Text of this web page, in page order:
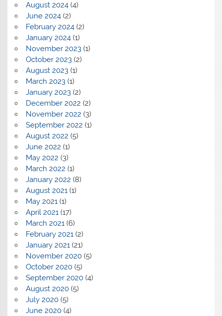
August 2024(4)
June 2024(2)
February 2024(2)
January 2024(1)
November 2023(1)
October 2023(2)
August 2023(1)
March 2023(1)
January 2023(2)
December 2022 (2)
November 2022 (3)
September 2022 (1)
August 2022 (5)
June 2022 (1)
May 2022 (3)
March 2022 (1)
January 2022 (8)
August 2021(1)
May 2021(1)
April 2021(17)
March 2021(6)
February 2021(2)
January 2021(21)
November 2020(5)
October 2020(5)
September 2020(4)
August 2020(5)
July 2020(5)
June 2020(4)